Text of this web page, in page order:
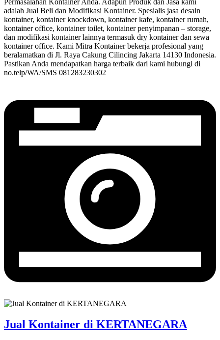
Permasalahan Kontainer Anda. Adapun Produk dan Jasa kami
adalah Jual Beli dan Modifikasi Kontainer. Spesialis jasa desain
kontainer, kontainer knockdown, kontainer kafe, kontainer rumah,
kontainer office, kontainer toilet, kontainer penyimpanan – storage,
dan modifikasi kontainer lainnya termasuk dry kontainer dan sewa
kontainer office. Kami Mitra Kontainer bekerja profesional yang
beralamatkan di Jl. Raya Cakung Cilincing Jakarta 14130 Indonesia.
Pastikan Anda mendapatkan harga terbaik dari kami hubungi di
no.telp/WA/SMS 081283230302
Jual Kontainer di KERTANEGARA